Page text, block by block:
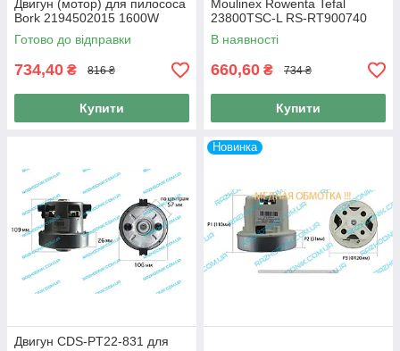
Двигун (мотор) для пилососа
Bork 2194502015 1600W
Готово до відправки
734,40 ₴ 816 ₴
Купити
Moulinex Rowenta Tefal
23800TSC-L RS-RT900740
В наявності
660,60 ₴ 734 ₴
Купити
Двигун CDS-PT22-831 для
Новинка